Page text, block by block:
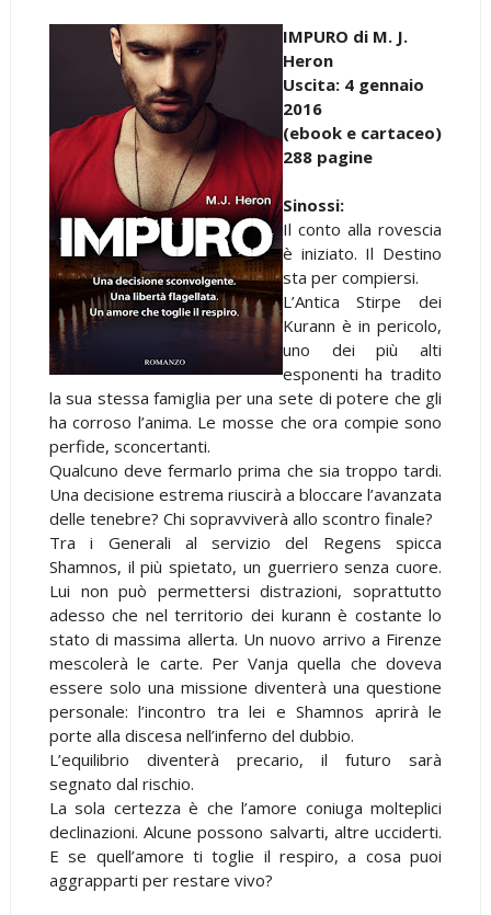
IMPURO di M. J.
Heron
Uscita: 4 gennaio
2016
(ebook e cartaceo)
288 pagine
Sinossi:
Il conto alla rovescia
è iniziato. Il Destino
sta per compiersi.
L’Antica Stirpe dei
Kurann è in pericolo,
uno dei più alti
esponenti ha tradito
la sua stessa famiglia per una sete di potere che gli
ha corroso l’anima. Le mosse che ora compie sono
perfide, sconcertanti.
Qualcuno deve fermarlo prima che sia troppo tardi.
Una decisione estrema riuscirà a bloccare l’avanzata
delle tenebre? Chi sopravviverà allo scontro finale?
Tra i Generali al servizio del Regens spicca
Shamnos, il più spietato, un guerriero senza cuore.
Lui non può permettersi distrazioni, soprattutto
adesso che nel territorio dei kurann è costante lo
stato di massima allerta. Un nuovo arrivo a Firenze
mescolerà le carte. Per Vanja quella che doveva
essere solo una missione diventerà una questione
personale: l’incontro tra lei e Shamnos aprirà le
porte alla discesa nell’inferno del dubbio.
L’equilibrio diventerà precario, il futuro sarà
segnato dal rischio.
La sola certezza è che l’amore coniuga molteplici
declinazioni. Alcune possono salvarti, altre ucciderti.
E se quell’amore ti toglie il respiro, a cosa puoi
aggrapparti per restare vivo?